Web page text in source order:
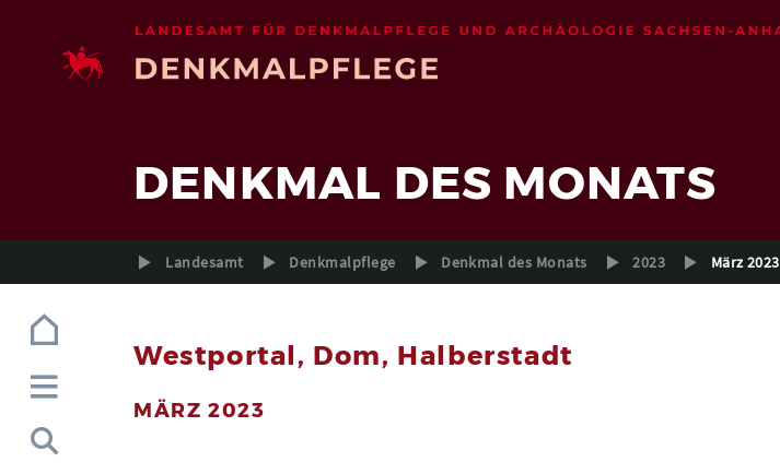
DENKMAL DES MONATS
Landesamt Denkmalpflege Denkmal des Monats 2023 März 2023
Westportal, Dom, Halberstadt
MÄRZ 2023